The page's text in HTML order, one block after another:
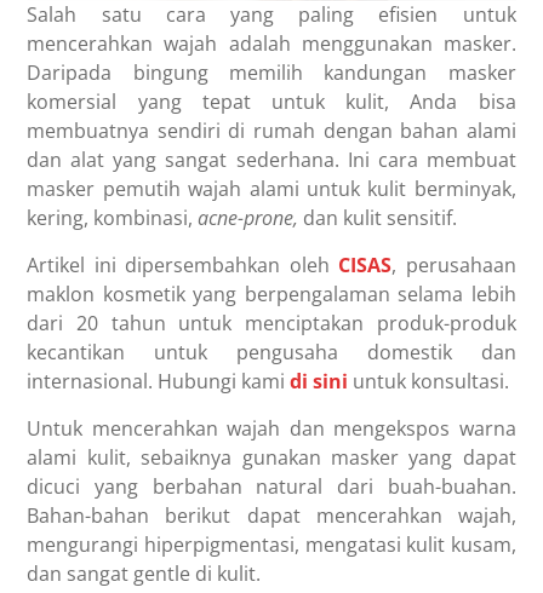
Salah satu cara yang paling efisien untuk
mencerahkan wajah adalah menggunakan masker.
Daripada bingung memilih kandungan masker
komersial yang tepat untuk kulit, Anda bisa
membuatnya sendiri di rumah dengan bahan alami
dan alat yang sangat sederhana. Ini cara membuat
masker pemutih wajah alami untuk kulit berminyak,
kering, kombinasi,acne-prone, dan kulit sensitif.
Artikel ini dipersembahkan oleh CISAS, perusahaan
maklon kosmetik yang berpengalaman selama lebih
dari 20 tahun untuk menciptakan produk-produk
kecantikan untuk pengusaha domestik dan
internasional. Hubungi kamidi sini untuk konsultasi.
Untuk mencerahkan wajah dan mengekspos warna
alami kulit, sebaiknya gunakan masker yang dapat
dicuci yang berbahan natural dari buah-buahan.
Bahan-bahan berikut dapat mencerahkan wajah,
mengurangi hiperpigmentasi, mengatasi kulit kusam,
dan sangat gentle di kulit.